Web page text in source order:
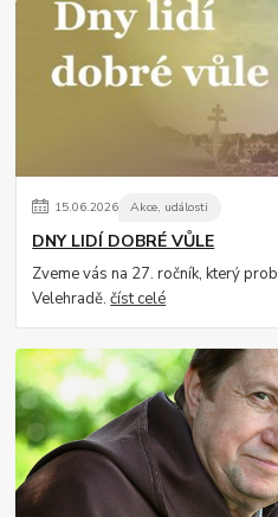
15.06.2026 Akce, události
DNY LIDÍ DOBRÉ VŮLE
Zveme vás na 27. ročník, který
Velehradě.číst celé